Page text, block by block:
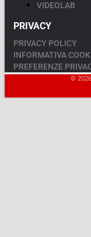
VIDEOLAB
PRIVACY
PRIVACY POLICY
INFORMATIVA
PREFERENZE
©